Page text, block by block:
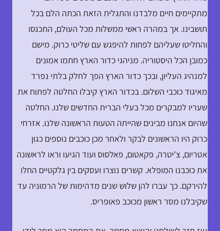
מתקיימים חיים מלבדנו והתגלית הזאת הכתה הלם בכל
תושבינו. אך במהרה ראשי ממשלות מכל העולם, התכנסו
והחליטו שעליהם לפחות להיפגש עם שליטי כרוק. מישם
כמובן הכל היסטוריה. מניהגי כדור הארץ חתמו אמונים
למנהיג העליון, ובכך כדור הארץ הפך לחלק בלתי נפרד
מאיגוד כוכבי השלום. בכדור הארץ קיבלו החלטה לפתוח את
שעריו למבקרים מכל בעלי הברית החדשים שלנו. החלטה
שהיום אנחנו מבינים שהייתה הטעות הראשונה שלנו. אזרחי
כרוק היו הראשונים לבקר ולאחר מכן כוכבים נוספים כגון
אטריום, צ'יטרה, פקאטום, פאלסוס ועוד הגיעו וראו לראשונה
את כוכבנו המופלא. קשרים נוצרו ועסקים בין גלקטיים החלו
להירקם. כך עברו להן שלוש שנים מדהימות של הרמוניה עד
שקיבלנו מסר ראשון מכוכב פאופריס.